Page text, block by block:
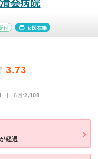
会病院
付 女医在籍
3.73
| 6月:2,108
経過